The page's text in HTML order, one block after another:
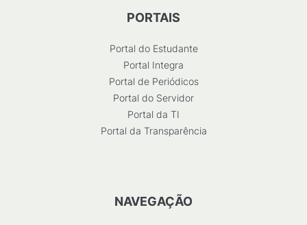
PORTAIS
Portal do Estudante
Portal Integra
Portal de Periódicos
Portal do Servidor
Portal da TI
Portal da Transparência
NAVEGAÇÃO